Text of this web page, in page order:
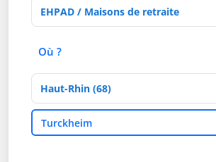
Activités de soins
Où ?
Département
VilleTurckheim